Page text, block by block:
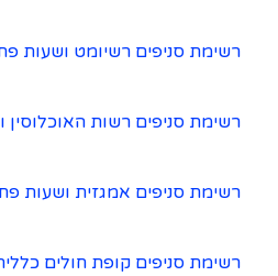
רשימת סניפים רשיומט ושעות
רשימת סניפים רשות האוכלוסין
רשימת סניפים אמגזית ושעות
רשימת סניפים קופת חולים